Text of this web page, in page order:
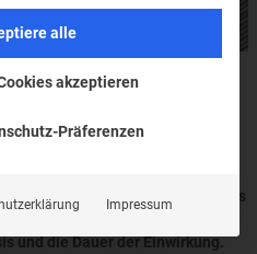
Was sagt die
vor ihrer ersten Radonkur
Radon ist radioaktiv. Das
Faktor ist nicht die
und die Dauer der Einwirkung.
alle
akzeptieren
Präferenzen
Impressum